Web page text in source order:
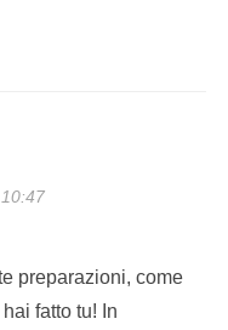
preparazioni, come
fatto tu! In